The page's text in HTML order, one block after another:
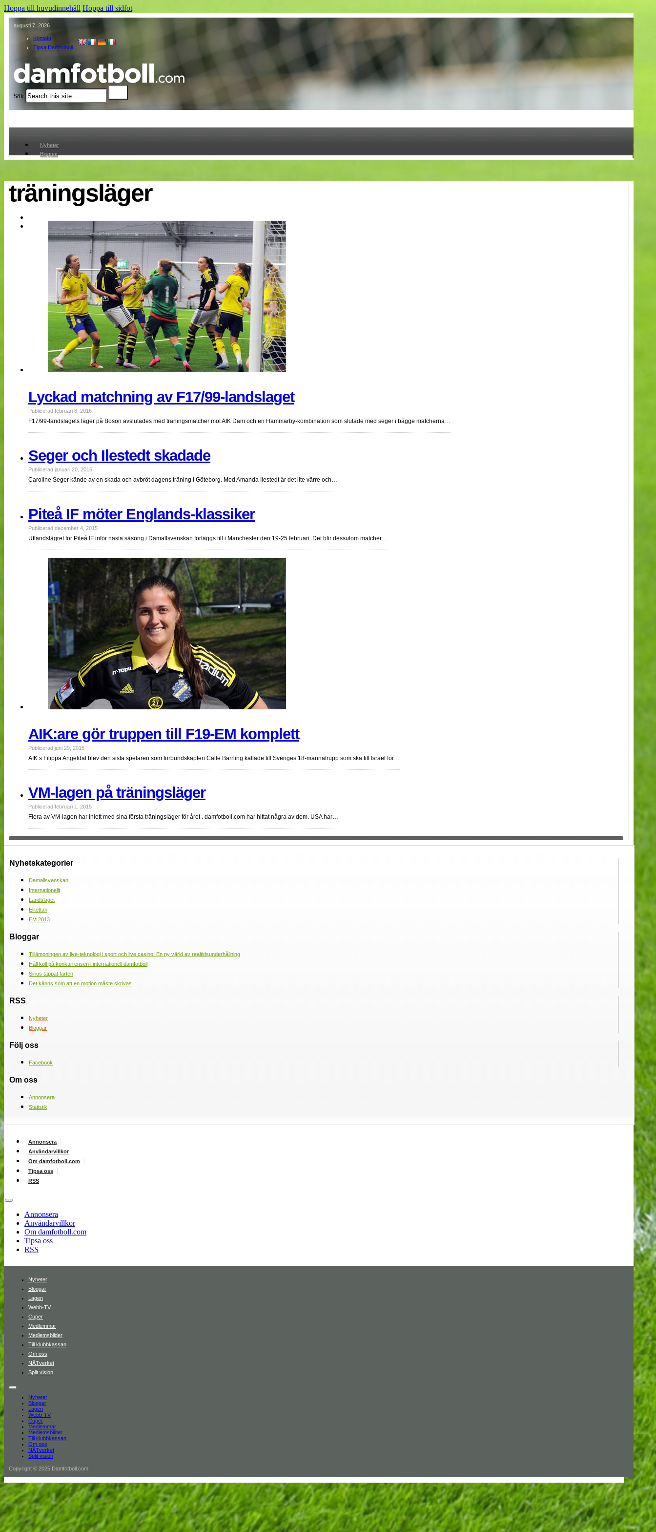
Hoppa till huvudinnehåll Hoppa till sidfot
augusti 7, 2026
Kontakt
Tipsa Damfotboll
Sök
Nyheter
Bloggar
Cuper
Medlemmar
Medlemsbilder
Till klubbkassan
Split vision
Bloggar
Webb-TV
Cuper
Medlemmar
Medlemsbilder
Till klubbkassan
NÄTverket
Split vision
träningsläger
Lyckad matchning av F17/99-landslaget
Publicerad februari 8, 2016
F17/99-landslagets läger på Bosön avslutades med träningsmatcher mot AIK Dam och en Hammarby-kombination som slutade med seger i bägge matcherna…
Seger och Ilestedt skadade
Publicerad januari 20, 2016
Caroline Seger kände av en skada och avbröt dagens träning i Göteborg. Med Amanda Ilestedt är det lite värre och…
Piteå IF möter Englands-klassiker
Publicerad december 4, 2015
Utlandslägret för Piteå IF inför nästa säsong i Damallsvenskan förläggs till i Manchester den 19-25 februari. Det blir dessutom matcher…
AIK:are gör truppen till F19-EM komplett
Publicerad juni 29, 2015
AIK:s Filippa Angeldal blev den sista spelaren som förbundskapten Calle Barrling kallade till Sveriges 18-mannatrupp som ska till Israel för…
VM-lagen på träningsläger
Publicerad februari 1, 2015
Flera av VM-lagen har inlett med sina första träningsläger för året . damfotboll.com har hittat några av dem. USA har…
Nyhetskategorier
Damallsvenskan
Internationellt
Landslaget
Elitettan
EM 2013
Bloggar
Tillämpningen av live-teknologi i sport och live casino: En ny värld av realtidsunderhållning
Håll koll på konkurrensen i internationell damfotboll
Sirius tappat farten
Det känns som att en motion måste skrivas
RSS
Nyheter
Bloggar
Följ oss
Facebook
Om oss
Annonsera
Statistik
Annonsera
Användarvillkor
Om damfotboll.com
Tipsa oss
RSS
Annonsera
Användarvillkor
Om damfotboll.com
Tipsa oss
RSS
Nyheter
Bloggar
Lagen
Webb-TV
Cuper
Medlemmar
Medlemsbilder
Till klubbkassan
Om oss
NÄTverket
Split vision
Nyheter
Bloggar
Lagen
Webb-TV
Cuper
Medlemmar
Medlemsbilder
Till klubbkassan
Om oss
NÄTverket
Split vision
Copyright © 2025 Damfotboll.com